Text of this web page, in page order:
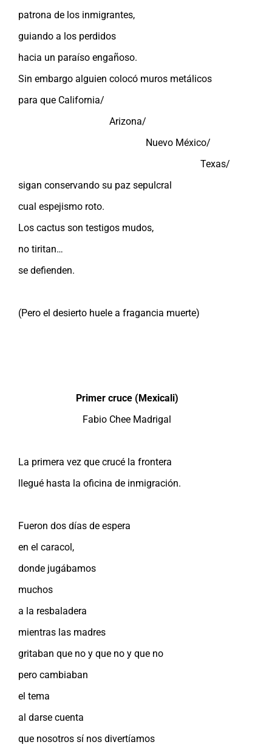
patrona de los inmigrantes,
guiando a los perdidos
hacia un paraíso engañoso.
Sin embargo alguien colocó muros metálicos
para que California/
Arizona/
Nuevo México/
Texas/
sigan conservando su paz sepulcral
cual espejismo roto.
Los cactus son testigos mudos,
no tiritan…
se defienden.
(Pero el desierto huele a fragancia muerte)
Primer cruce (Mexicali)
Fabio Chee Madrigal
La primera vez que crucé la frontera
llegué hasta la oficina de inmigración.
Fueron dos días de espera
en el caracol,
donde jugábamos
muchos
a la resbaladera
mientras las madres
gritaban que no y que no y que no
pero cambiaban
el tema
al darse cuenta
que nosotros sí nos divertíamos